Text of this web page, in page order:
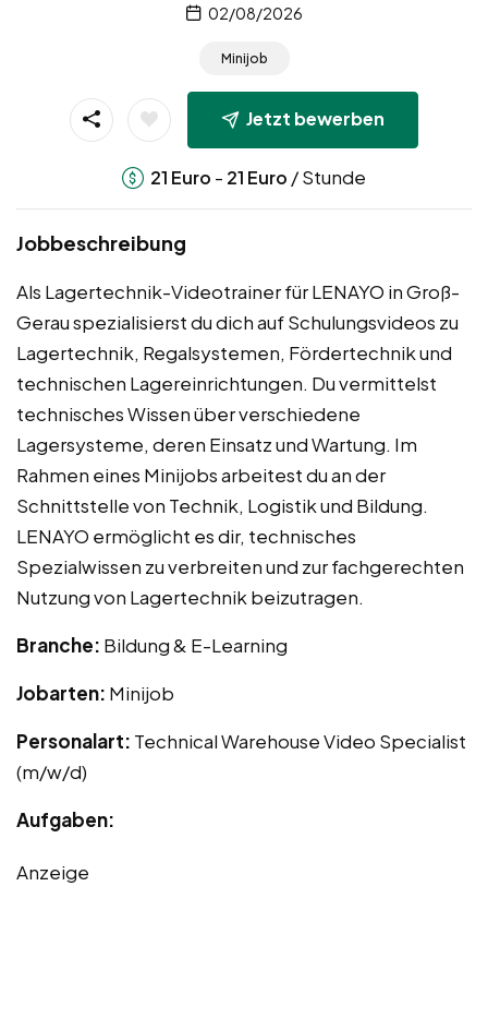
02/08/2026
Minijob
Jetzt bewerben
21 Euro - 21 Euro / Stunde
Jobbeschreibung
Als Lagertechnik-Videotrainer für LENAYO in Groß-
Gerau spezialisierst du dich auf Schulungsvideos zu
Lagertechnik, Regalsystemen, Fördertechnik und
technischen Lagereinrichtungen. Du vermittelst
technisches Wissen über verschiedene
Lagersysteme, deren Einsatz und Wartung. Im
Rahmen eines Minijobs arbeitest du an der
Schnittstelle von Technik, Logistik und Bildung.
LENAYO ermöglicht es dir, technisches
Spezialwissen zu verbreiten und zur fachgerechten
Nutzung von Lagertechnik beizutragen.
Branche: Bildung & E-Learning
Jobarten: Minijob
Personalart: Technical Warehouse Video Specialist
(m/w/d)
Aufgaben:
Anzeige